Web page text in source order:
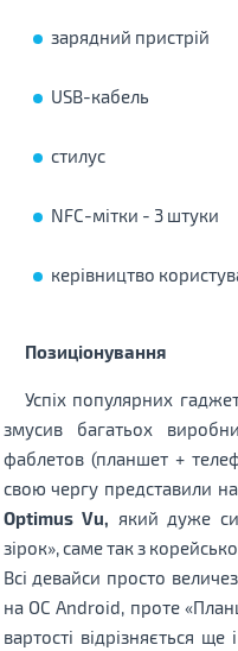
зарядний пристрій
USB-кабель
стилус
NFC-мітки - 3 штуки
керівництво
Позиціонування
Успіх популярних
змусив багатьох
фаблетов (планшет +
свою чергу представили
Optimus Vu, який дуже
зірок», саме так з
Всі девайси просто
на ОС Android, проте
вартості відрізняється